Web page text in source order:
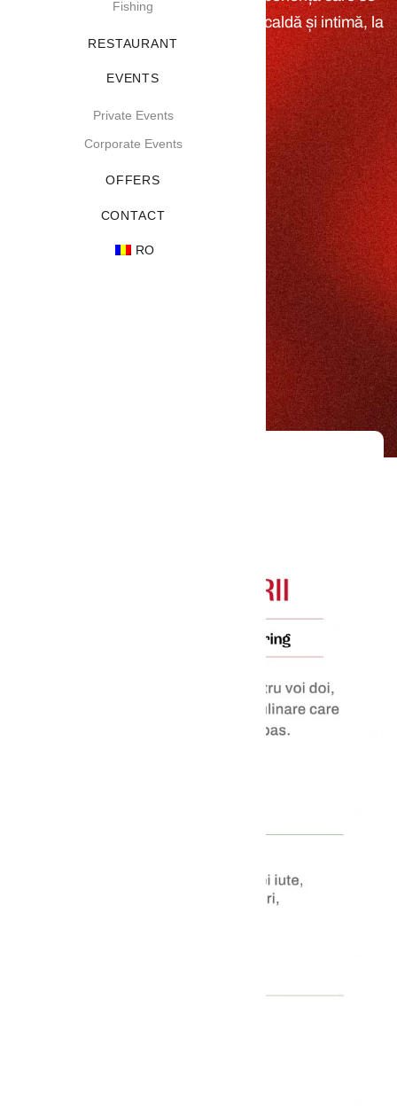
Fishing
RESTAURANT
EVENTS
Private Events
Corporate Events
OFFERS
CONTACT
RO
savurează în tihnă, într-o atmosferă caldă și intimă, la
Serenity Resort.